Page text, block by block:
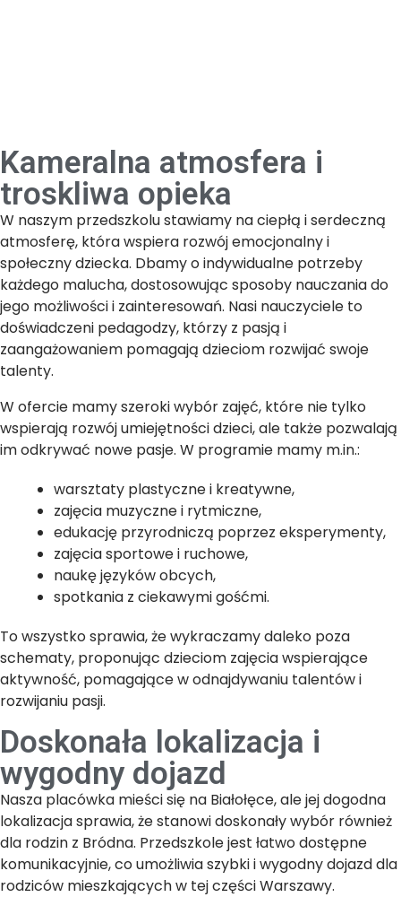
Kameralna atmosfera i
troskliwa opieka
W naszym przedszkolu stawiamy na ciepłą i serdeczną
atmosferę, która wspiera rozwój emocjonalny i
społeczny dziecka. Dbamy o indywidualne potrzeby
każdego malucha, dostosowując sposoby nauczania do
jego możliwości i zainteresowań. Nasi nauczyciele to
doświadczeni pedagodzy, którzy z pasją i
zaangażowaniem pomagają dzieciom rozwijać swoje
talenty.
W ofercie mamy szeroki wybór zajęć, które nie tylko
wspierają rozwój umiejętności dzieci, ale także pozwalają
im odkrywać nowe pasje. W programie mamy m.in.:
warsztaty plastyczne i kreatywne,
zajęcia muzyczne i rytmiczne,
edukację przyrodniczą poprzez eksperymenty,
zajęcia sportowe i ruchowe,
naukę języków obcych,
spotkania z ciekawymi gośćmi.
To wszystko sprawia, że wykraczamy daleko poza
schematy, proponując dzieciom zajęcia wspierające
aktywność, pomagające w odnajdywaniu talentów i
rozwijaniu pasji.
Doskonała lokalizacja i
wygodny dojazd
Nasza placówka mieści się na Białołęce, ale jej dogodna
lokalizacja sprawia, że stanowi doskonały wybór również
dla rodzin z Bródna. Przedszkole jest łatwo dostępne
komunikacyjnie, co umożliwia szybki i wygodny dojazd dla
rodziców mieszkających w tej części Warszawy.